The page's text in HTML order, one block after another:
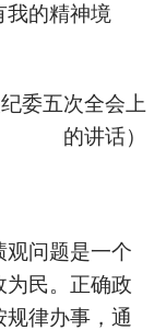
我的精神境
委五次全会上
的讲话）
问题是一个
为民。正确政
律办事，通